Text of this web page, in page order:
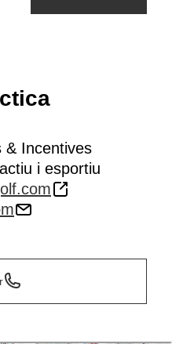
& Incentives
i esportiu